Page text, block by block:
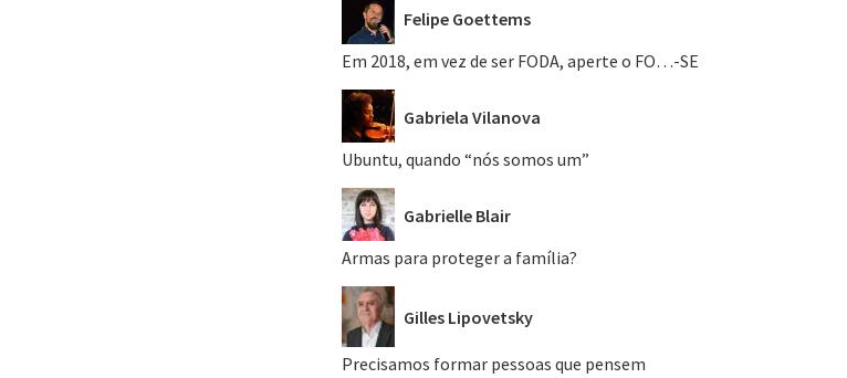
Felipe Goettems
Em 2018, em vez de ser FODA, aperte o FO…-SE
Gabriela Vilanova
Ubuntu, quando “nós somos um”
Gabrielle Blair
Armas para proteger a família?
Gilles Lipovetsky
Precisamos formar pessoas que pensem